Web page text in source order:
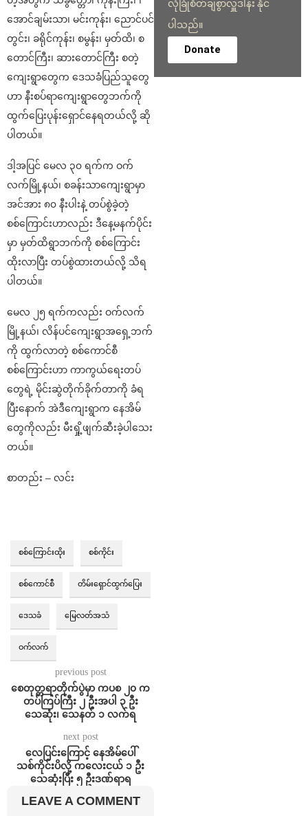
အောင်ချမ်းသာ၊ မင်းကုန်း၊ ညောင်ပင်
တွင်း၊ ခရိုင်ကုန်း၊ စမွန်း၊ မှတ်ထိ၊ စ
တောင်ကြီး၊ ဆားတောင်ကြီး စတဲ့
ကျေးရွာတွေက ဒေသခံပြည်သူတွေ
ဟာ နီးစပ်ရာကျေးရွာတွေဘက်ကို
ထွက်ပြေးပုန်းရှောင်နေရတယ်လို့ ဆို
ပါတယ်။
ဒါ့အပြင် မေလ ၃၀ ရက်က ဝက်
လက်မြို့နယ်၊ စခန်းသာကျေးရွာမှာ
အင်အား ၈၀ နီးပါးနဲ့ တပ်စွဲခဲ့တဲ့
စစ်ကြောင်းဟာလည်း ဒီနေ့မနက်ပိုင်း
မှာ မှတ်ထိရွာဘက်ကို စစ်ကြောင်း
ထိုးလာပြီး တပ်စွဲထားတယ်လို့ သိရ
ပါတယ်။
မေလ ၂၅ ရက်ကလည်း ဝက်လက်
မြို့နယ်၊ လိန်ပင်ကျေးရွာအရှေ့ဘက်
ကို ထွက်လာတဲ့ စစ်ကောင်စီ
စစ်ကြောင်းဟာ ကာကွယ်ရေးတပ်
တွေရဲ့ မိုင်းဆွဲတိုက်ခိုက်တာကို ခံရ
ပြီးနောက် အဲဒီကျေးရွာက နေအိမ်
တွေကိုလည်း မီးရှို့ဖျက်ဆီးခဲ့ပါသေး
တယ်။
စာတည်း – လင်း
စစ်ကြောင်းထိုး စစ်ကိုင်း
စစ်ကောင်စီ တိမ်းရှောင်ထွက်ပြေး
ဒေသခံ မြေလတ်အသံ
ဝက်လက်
previous post
စေတုတ္တရာတိုက်ပွဲမှာ ကပစ ၂၀ က
တပ်ကြပ်ကြီး ၂ ဦးအပါ ၃ ဦး
သေဆုံး၊ သေနတ် ၁ လက်ရ
next post
လေပြင်းကြောင့် နေအိမ်ပေါ်
သစ်ကိုင်းပိလို့ ကလေးငယ် ၁ ဦး
သေဆုံးပြီး ၅ ဦးဒဏ်ရာရ
LEAVE A COMMENT
လုံခြုံစိတ်ချစွာလှူဒါန်း နိုင်
ပါသည်။
Donate